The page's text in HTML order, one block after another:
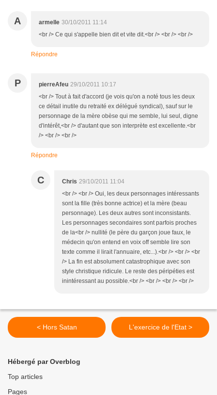
A armelle 30/10/2011 11:14
<br /> Ce qui s'appelle bien dit et vite dit.<br /> <br /> <br />
Répondre
P pierreAfeu 29/10/2011 10:17
<br /> Tout à fait d'accord (je vois qu'on a noté tous les deux
ce détail inutile du retraité ex délégué syndical), sauf sur le
personnage de la mère obèse qui me semble, lui seul, digne
d'intérêt,<br /> d'autant que son interprète est excellente.<br
/> <br /> <br />
Répondre
C Chris 29/10/2011 11:04
<br /> <br /> Oui, les deux personnages intéressants
sont la fille (très bonne actrice) et la mère (beau
personnage). Les deux autres sont inconsistants.
Les personnages secondaires sont parfois proches
de la<br /> nullité (le père du garçon joue faux, le
médecin qu'on entend en voix off semble lire son
texte comme il lirait l'annuaire, etc...).<br /> <br /> <br
/> La fin est absolument catastrophique avec son
style christique ridicule. Le reste des péripéties est
inintéressant au possible.<br /> <br /> <br /> <br />
< Hors Satan L'exercice de l'Etat >
Hébergé par Overblog
Top articles
Pages